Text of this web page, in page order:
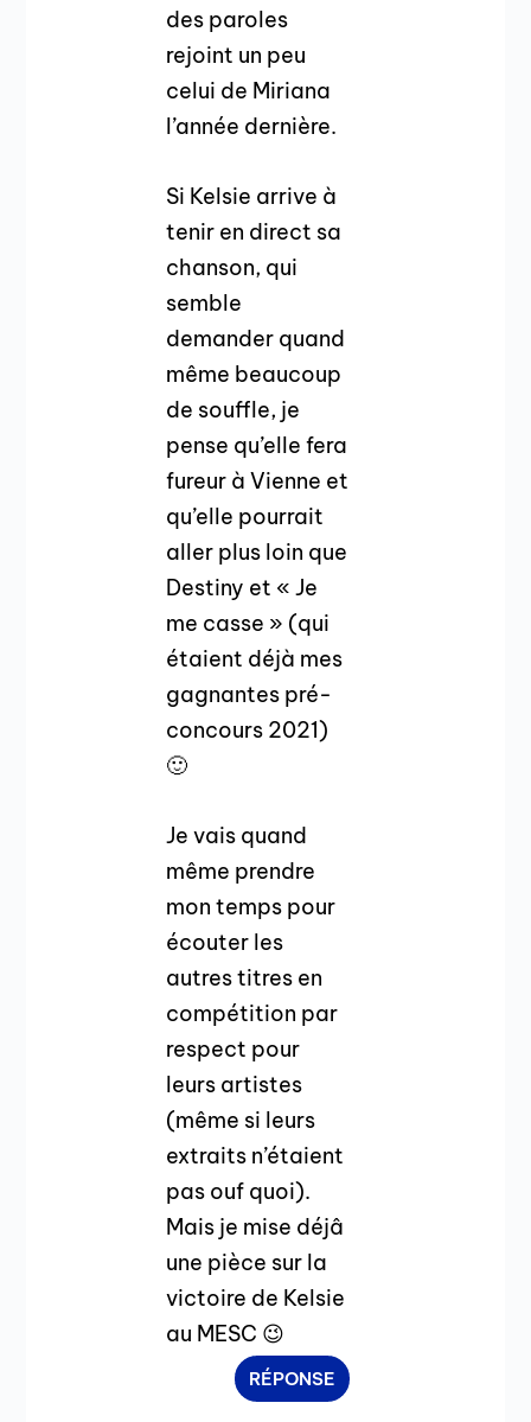
des paroles
rejoint un peu
celui de Miriana
l’année dernière.
Si Kelsie arrive à
tenir en direct sa
chanson, qui
semble
demander quand
même beaucoup
de souffle, je
pense qu’elle fera
fureur à Vienne et
qu’elle pourrait
aller plus loin que
Destiny et « Je
me casse » (qui
étaient déjà mes
gagnantes pré-
concours 2021)
🙂
Je vais quand
même prendre
mon temps pour
écouter les
autres titres en
compétition par
respect pour
leurs artistes
(même si leurs
extraits n’étaient
pas ouf quoi).
Mais je mise déjâ
une pièce sur la
victoire de Kelsie
au MESC 😉
RÉPONSE